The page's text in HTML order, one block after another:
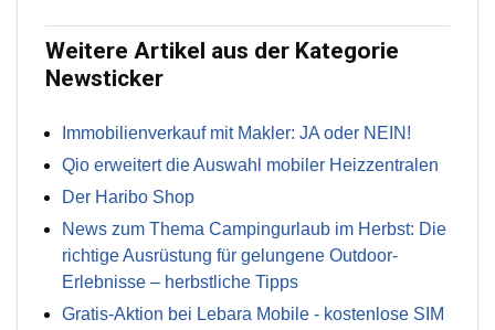
Weitere Artikel aus der Kategorie
Newsticker
Immobilienverkauf mit Makler: JA oder NEIN!
Qio erweitert die Auswahl mobiler Heizzentralen
Der Haribo Shop
News zum Thema Campingurlaub im Herbst: Die
richtige Ausrüstung für gelungene Outdoor-
Erlebnisse – herbstliche Tipps
Gratis-Aktion bei Lebara Mobile - kostenlose SIM